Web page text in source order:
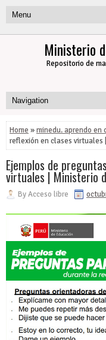
Ministerio
Repositorio de
Home »minedu. aprendo en
reflexión en clases virtuales
Ejemplos de
virtuales | Ministerio
ByAcceso libre